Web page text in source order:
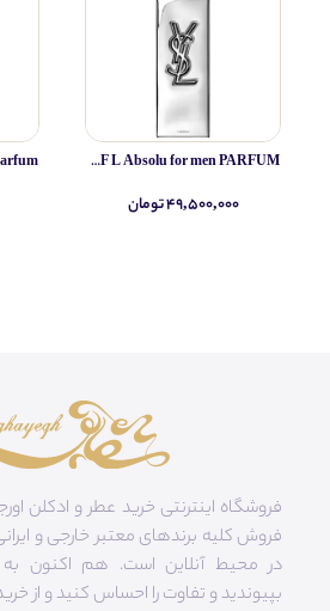
Yves Saint Laurent MYSLF L Absolu for men PARFUM
۴۹,۵۰۰,۰۰۰ تومان
فروشگاه اینترنتی خرید عطر و ادکلن
فروش کلیه برندهای معتبر خارجی و
در محیط آنلاین است. هم‌ اکنون به
بپیوندید و تفاوت را احساس کنید و از